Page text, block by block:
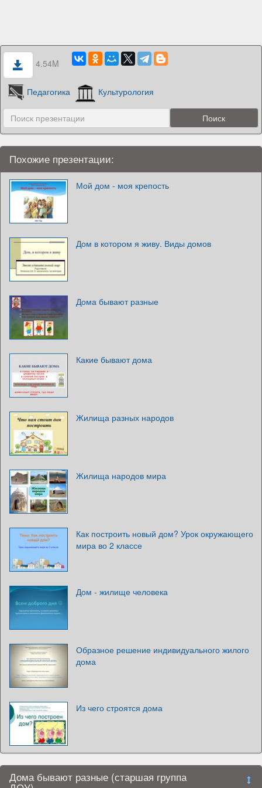
4.54M
Педагогика Культурология
Похожие презентации:
Мой дом - моя крепость
Дом в котором я живу. Виды домов
Дома бывают разные
Какие бывают дома
Жилища разных народов
Жилища народов мира
Как построить новый дом? Урок окружающего
мира во 2 классе
Дом - жилище человека
Образное решение индивидуального жилого
дома
Из чего строятся дома
Дома бывают разные (старшая группа